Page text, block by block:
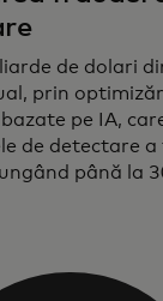
de dolari
prin
pe IA,
de detectare a
până la